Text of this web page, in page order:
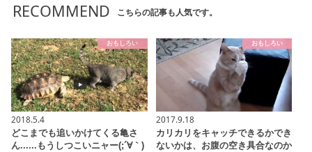
RECOMMEND こちらの記事も人気です。
おもしろい
2018.5.4
どこまでも追いかけてくる亀さ
ん......もうしつこいニャー(;´∀｀)
おもしろい
2017.9.18
カリカリをキャッチできるかでき
ないかは、お腹の空き具合なのか